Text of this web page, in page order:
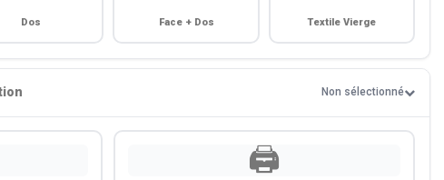
Dos Face + Dos Textile Vierge
Non sélectionné
🖨️